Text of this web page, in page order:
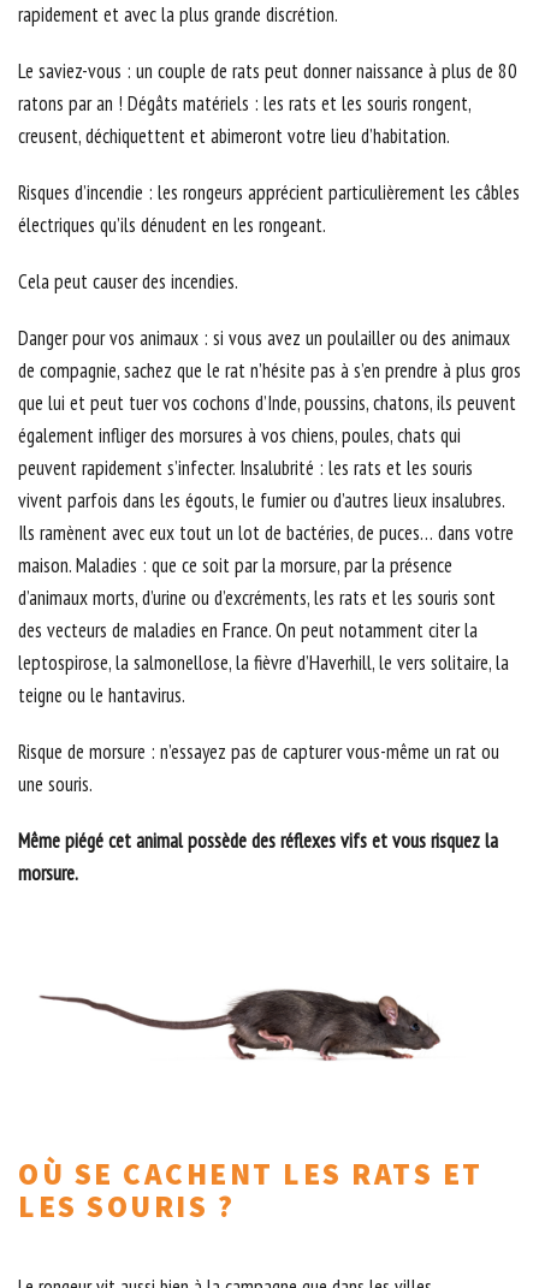
rapidement et avec la plus grande discrétion.
Le saviez-vous : un couple de rats peut donner naissance à plus de 80
ratons par an ! Dégâts matériels : les rats et les souris rongent,
creusent, déchiquettent et abimeront votre lieu d’habitation.
Risques d’incendie : les rongeurs apprécient particulièrement les câbles
électriques qu’ils dénudent en les rongeant.
Cela peut causer des incendies.
Danger pour vos animaux : si vous avez un poulailler ou des animaux
de compagnie, sachez que le rat n’hésite pas à s’en prendre à plus gros
que lui et peut tuer vos cochons d’Inde, poussins, chatons, ils peuvent
également infliger des morsures à vos chiens, poules, chats qui
peuvent rapidement s’infecter. Insalubrité : les rats et les souris
vivent parfois dans les égouts, le fumier ou d’autres lieux insalubres.
Ils ramènent avec eux tout un lot de bactéries, de puces… dans votre
maison. Maladies : que ce soit par la morsure, par la présence
d’animaux morts, d’urine ou d’excréments, les rats et les souris sont
des vecteurs de maladies en France. On peut notamment citer la
leptospirose, la salmonellose, la fièvre d’Haverhill, le vers solitaire, la
teigne ou le hantavirus.
Risque de morsure : n’essayez pas de capturer vous-même un rat ou
une souris.
Même piégé cet animal possède des réflexes vifs et vous risquez la
morsure.
OÙ SE CACHENT LES RATS ET
LES SOURIS ?